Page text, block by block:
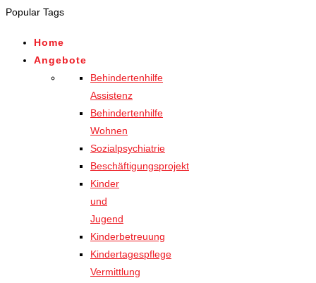
for results.
Popular Tags
Home
Angebote
Behindertenhilfe
Assistenz
Behindertenhilfe
Wohnen
Sozialpsychiatrie
Beschäftigungsprojekt
Kinder
und
Jugend
Kinderbetreuung
Kindertagespflege
Vermittlung